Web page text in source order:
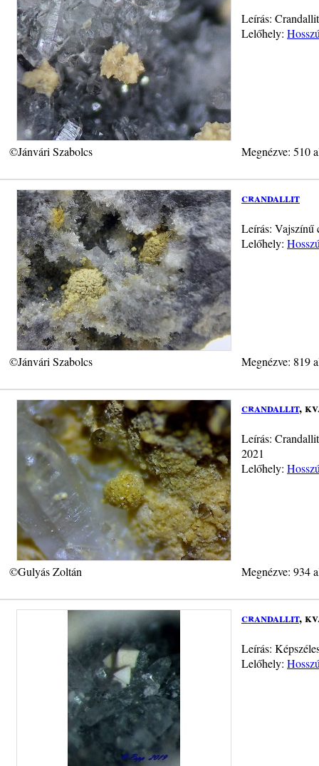
Leírás:
Lelőhely:
©Jánvári Szabolcs Megnézve: 510
crandallit
Leírás: Vajszínű
Lelőhely:
©Jánvári Szabolcs Megnézve: 819
crandallit,
Leírás:
2021
Lelőhely:
©Gulyás Zoltán Megnézve: 934
crandallit,
Leírás:
Lelőhely: